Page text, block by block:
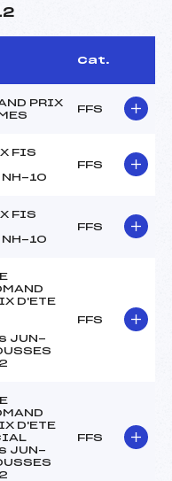
Cat.
PRIX
FFS
FIS
NH-10
FFS
FIS
NH-10
FFS
D'ETE
JUN-
FFS
D'ETE
JUN-
FFS